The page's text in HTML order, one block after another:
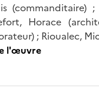
Horace
; Rioualec,
l'œuvre